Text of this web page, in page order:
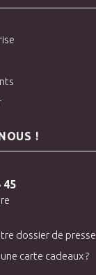
!
45
dossier de presse
carte cadeaux ?